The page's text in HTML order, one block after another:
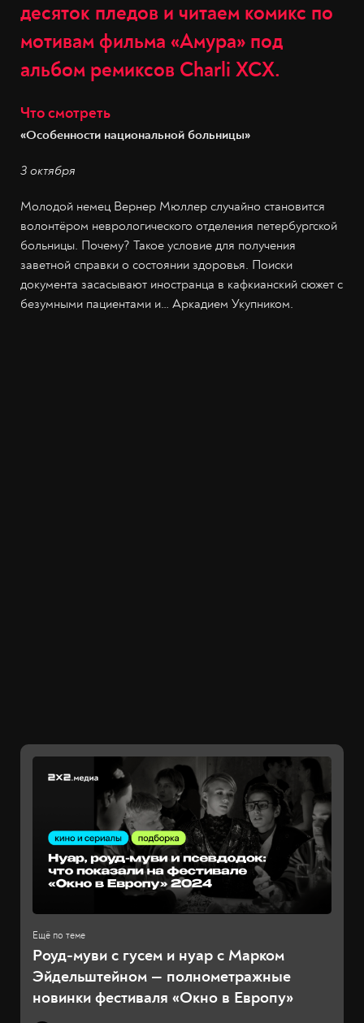
десяток пледов и читаем комикс по
мотивам фильма «Амура» под
альбом ремиксов Charli XCX.
Что смотреть
«Особенности национальной больницы»
3 октября
Молодой немец Вернер Мюллер случайно становится
волонтёром неврологического отделения петербургской
больницы. Почему? Такое условие для получения
заветной справки о состоянии здоровья. Поиски
документа засасывают иностранца в кафкианский сюжет с
безумными пациентами и… Аркадием Укупником.
Роуд-муви с гусем и нуар с Марком
Эйдельштейном — полнометражные
новинки фестиваля «Окно в Европу»